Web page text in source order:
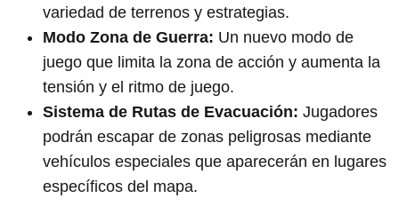
variedad de terrenos y estrategias.
Modo Zona de Guerra: Un nuevo modo de
juego que limita la zona de acción y aumenta la
tensión y el ritmo de juego.
Sistema de Rutas de Evacuación: Jugadores
podrán escapar de zonas peligrosas mediante
vehículos especiales que aparecerán en lugares
específicos del mapa.